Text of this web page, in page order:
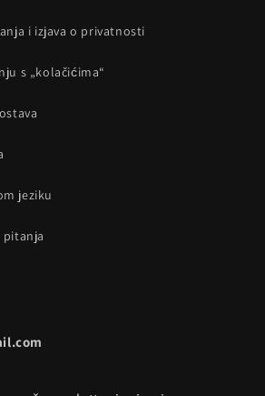
i izjava o privatnosti
s „kolačićima“
jeziku
pitanja